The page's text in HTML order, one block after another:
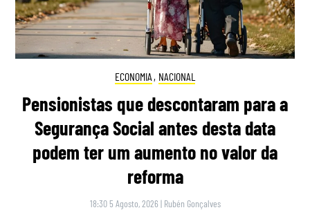
ECONOMIA , NACIONAL
Pensionistas que descontaram para a
Segurança Social antes desta data
podem ter um aumento no valor da
reforma
18:30 5 Agosto, 2026 | Rubén Gonçalves